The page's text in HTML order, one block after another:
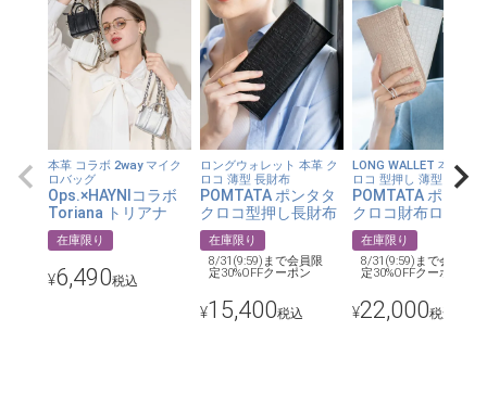
プ、常備薬、鍵、お守り…そんな「小さいけれど大事なもの」
を、ぜんぶまとめて連れて歩けます。
●シルバーチェーンで、自由自在。
付属のシルバーチェーンは取り外し可能。外せば手のひらサイズ
の本革ウォレットに。付ければ、両手があく身軽なスタイルに。
シーンに合わせて、一つで二役こなしてくれます。
●細部にも、日本のものづくり。
本体は、くったりとやわらかな本革（豚革）。しなやかな素材感
が、シルバー金具の凛とした輝きを引き立てます。金具はシルバ
ーで統一し、黒の本体に馴染んで大人の佇まいに。ファスナーは
安心のYKK製、MADE IN JAPANの丁寧な仕立てです。
本革 コラボ 2way マイク
ロバッグ
Ops.×HAYNIコラボ
Toriana トリアナ
在庫限り
¥6,490税込
ロングウォレット 本革 ク
ロコ 薄型 長財布
POMTATA ポンタタ
クロコ型押し長財布
在庫限り
8/31(9:59)まで会員限
定30%OFFクーポン
¥15,400税込
LONG WALLET 本革 箔
ロコ 型押し 薄型 長財布
POMTATA ポンタタ
クロコ財布ロング
在庫限り
8/31(9:59)まで会員限
定30%OFFクーポン
¥22,000税込